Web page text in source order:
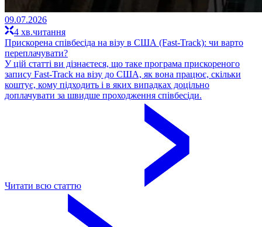
09.07.2026
4 хв.читання
Прискорена співбесіда на візу в США (Fast-Track): чи варто
переплачувати?
У цій статті ви дізнаєтеся, що таке програма прискореного
запису Fast-Track на візу до США, як вона працює, скільки
коштує, кому підходить і в яких випадках доцільно
доплачувати за швидше проходження співбесіди.
Читати всю статтю